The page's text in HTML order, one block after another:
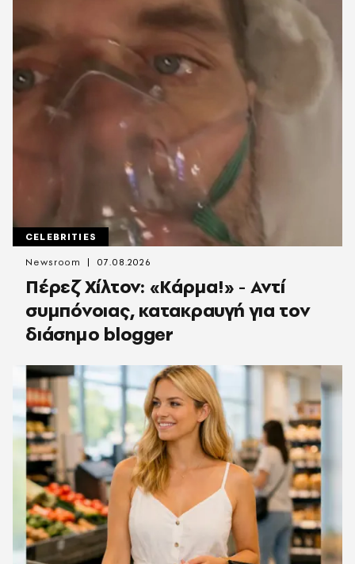
CELEBRITIES
Πέρεζ Χίλτον: «Κάρμα!» - Αντί
συμπόνοιας, κατακραυγή για τον
διάσημο blogger
Newsroom 07.08.2026